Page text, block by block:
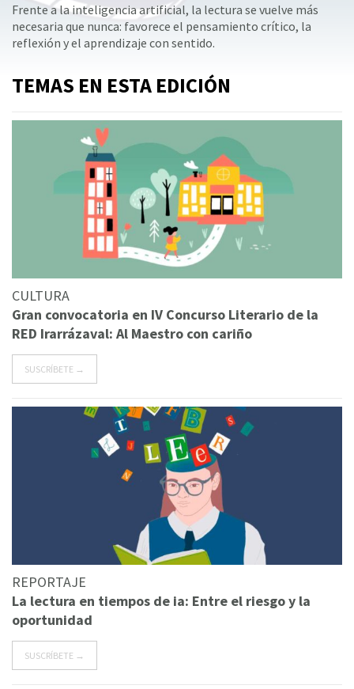
Frente a la inteligencia artificial, la lectura se vuelve más
necesaria que nunca: favorece el pensamiento crítico, la
reflexión y el aprendizaje con sentido.
TEMAS EN ESTA EDICIÓN
CULTURA
Gran convocatoria en IV Concurso Literario de la
RED Irarrázaval: Al Maestro con cariño
SUSCRÍBETE →
REPORTAJE
La lectura en tiempos de ia: Entre el riesgo y la
oportunidad
SUSCRÍBETE →